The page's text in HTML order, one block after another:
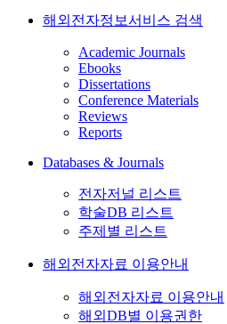
해외전자정보서비스 검색
Academic Journals
Ebooks
Dissertations
Conference Materials
Reviews
Reports
Databases & Journals
전자저널 리스트
학술DB 리스트
주제별 리스트
해외전자자료 이용안내
해외전자자료 이용안내
해외DB별 이용권한